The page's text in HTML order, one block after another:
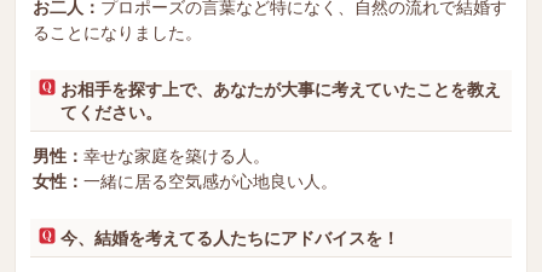
お二人： プロポーズの言葉など特になく、自然の流れで結婚す
ることになりました。
お相手を探す上で、あなたが大事に考えていたことを教え
てください。
男性： 幸せな家庭を築ける人。
女性： 一緒に居る空気感が心地良い人。
今、結婚を考えてる人たちにアドバイスを！